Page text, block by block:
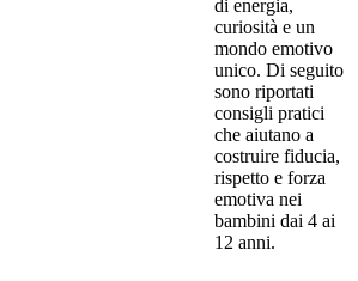
di energia,
curiosità e un
mondo emotivo
unico. Di seguito
sono riportati
consigli pratici
che aiutano a
costruire fiducia,
rispetto e forza
emotiva nei
bambini dai 4 ai
12 anni.